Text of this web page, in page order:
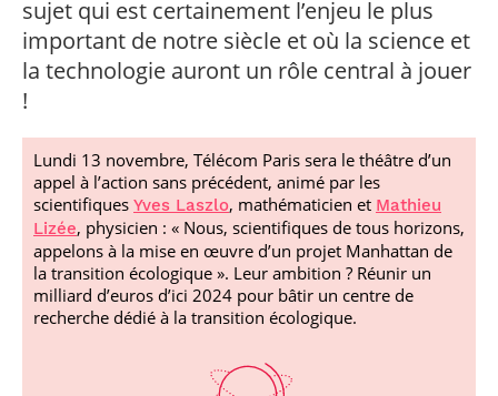
S’engager à Télécom
Paris
responsable : nos
Parcours Numérique
Responsable
Enquête 1er emploi
Corps des Mines
Parcours Talents : un
Double Diplôme
donnant accès aux
Artificielle en
alternance
(admissions closes)
systèmes
d’information
Intelligence
Artificielle – Expert
Data & MLops
Intelligence
Artificielle
multimodale et
Je suis élève en
situation de
handicap, comment
faire ?
Financement
Entreprises &
solutions Mastère
Spécialisé
Brochures &
contacts
formations de
professionnel
• Journaliste
• Diplômé
sujet qui est certainement l’enjeu le plus
important de notre siècle et où la science et
la technologie auront un rôle central à jouer
!
Lundi 13 novembre, Télécom Paris sera le théâtre d’un
appel à l’action sans précédent, animé par les
scientifiques Yves Laszlo, mathématicien et Mathieu
Lizée, physicien : « Nous, scientifiques de tous horizons,
appelons à la mise en œuvre d’un projet Manhattan de
la transition écologique ». Leur ambition ? Réunir un
milliard d’euros d’ici 2024 pour bâtir un centre de
recherche dédié à la transition écologique.